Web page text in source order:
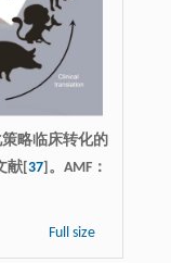
略临床转化的
献[ 37]。AMF：
Full size